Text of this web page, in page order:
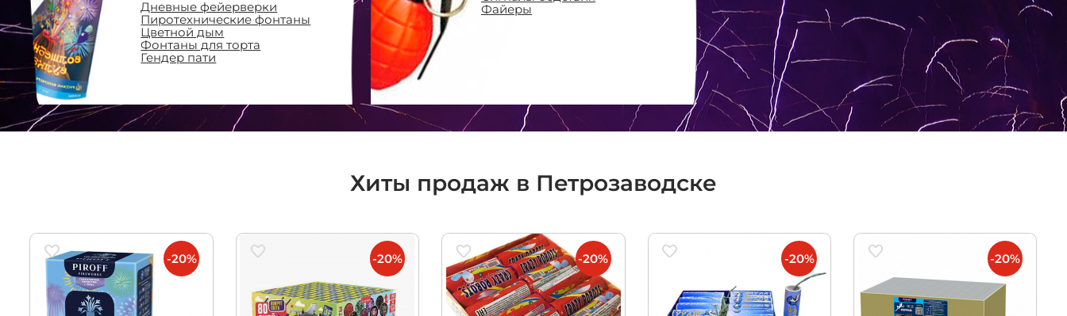
Дневные фейерверки
Пиротехнические фонтаны
Цветной дым
Фонтаны для торта
Гендер пати
Файеры
Хиты продаж в Петрозаводске
-20% -20% -20% -20% -20%